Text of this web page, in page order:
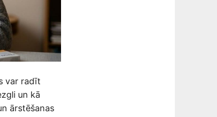
var radīt
un kā
ārstēšanas